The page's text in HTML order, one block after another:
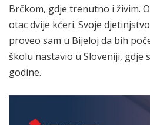
Brčkom, gdje trenutno i živim.
otac dvije kćeri. Svoje
proveo sam u Bijeloj da bih
školu nastavio u Sloveniji, gdje
godine.